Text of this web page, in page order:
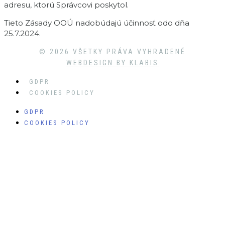
adresu, ktorú Správcovi poskytol.
Tieto Zásady OOÚ nadobúdajú účinnosť odo dňa
25.7.2024.
© 2026 VŠETKY PRÁVA VYHRADENÉ
WEBDESIGN BY KLABIS
GDPR
COOKIES POLICY
GDPR
COOKIES POLICY